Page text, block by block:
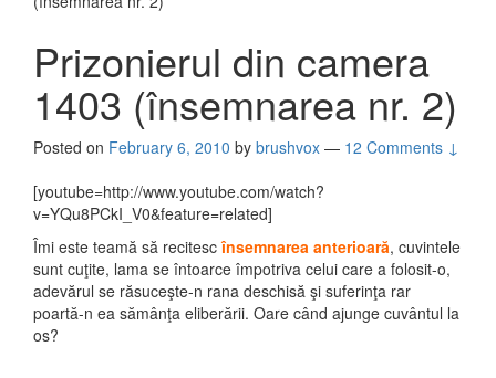
Prizonierul din camera
1403 (însemnarea nr. 2)
Posted on February 6, 2010 by brushvox — 12 Comments ↓
[youtube=http://www.youtube.com/watch?
v=YQu8PCkI_V0&feature=related]
Îmi este teamă să recitescînsemnarea anterioară, cuvintele
sunt cuţite, lama se întoarce împotriva celui care a folosit-o,
adevărul se răsuceşte-n rana deschisă şi suferinţa rar
poartă-n ea sămânţa eliberării. Oare când ajunge cuvântul la
os?